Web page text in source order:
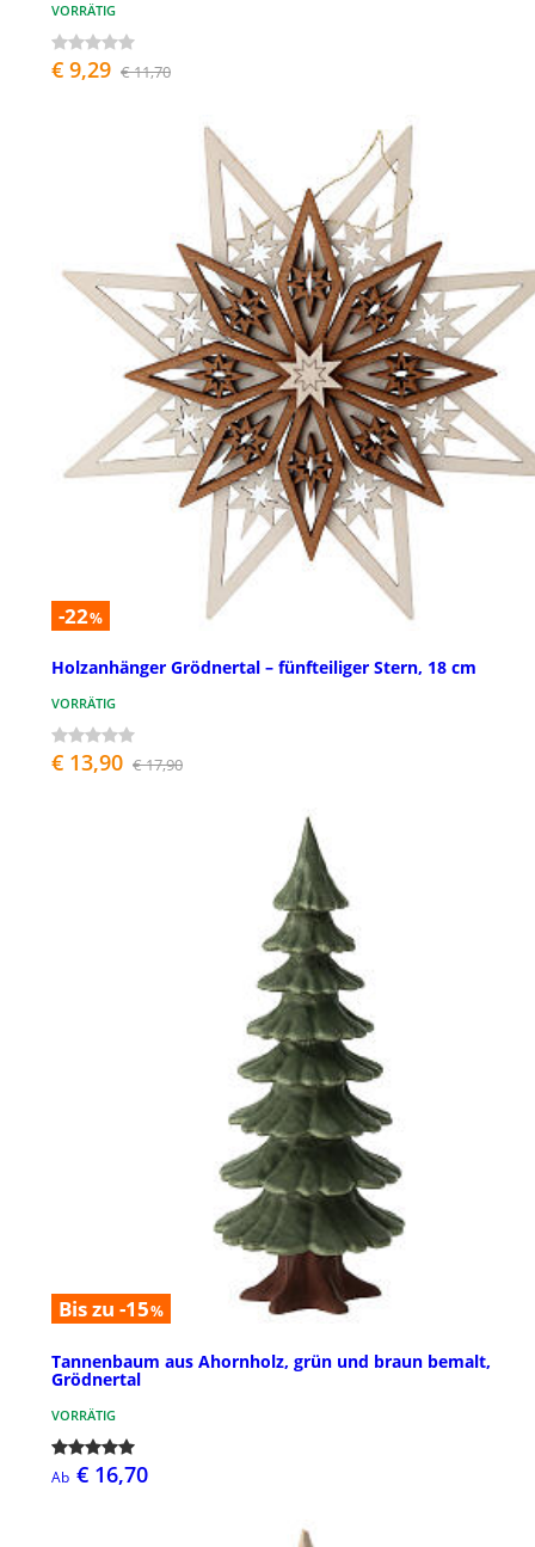
VORRÄTIG
€ 9,29 € 11,70
-22%
Holzanhänger Grödnertal – fünfteiliger Stern, 18 cm
VORRÄTIG
€ 13,90 € 17,90
Bis zu -15%
Tannenbaum aus Ahornholz, grün und braun bemalt,
Grödnertal
VORRÄTIG
Ab € 16,70